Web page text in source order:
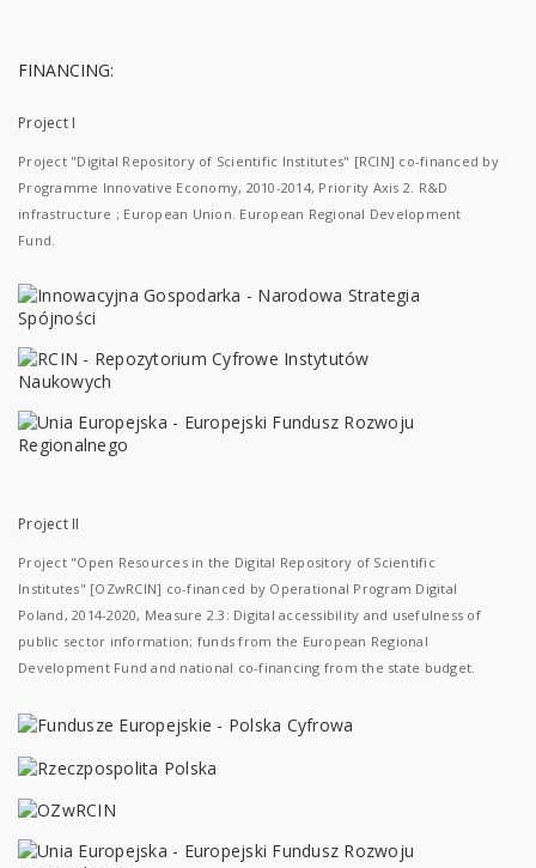
FINANCING:
Project I
Project "Digital Repository of Scientific Institutes" [RCIN] co-financed by
Programme Innovative Economy, 2010-2014, Priority Axis 2. R&D
infrastructure ; European Union. European Regional Development
Fund.
Project II
Project "Open Resources in the Digital Repository of Scientific
Institutes" [OZwRCIN] co-financed by Operational Program Digital
Poland, 2014-2020, Measure 2.3: Digital accessibility and usefulness of
public sector information; funds from the European Regional
Development Fund and national co-financing from the state budget.